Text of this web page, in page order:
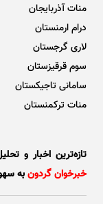
منات آذربایجان
درام ارمنستان
لاری گرجستان
سوم قرقیزستان
سامانی تاجیکستان
منات ترکمنستان
تازه‌ترین اخبار و
خبرخوان گردونبه